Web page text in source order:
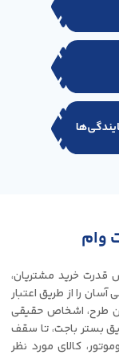
وام
قدرت خرید مشتریان،
را از طریق اعتبار
طرح، اشخاص حقیقی
بستر باجت، تا سقف
کالای مورد نظر